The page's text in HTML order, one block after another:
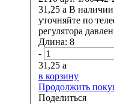
31,25 a В наличии
уточняйте по
Длина: 8
-
31,25 a
в корзину
Продолжить
Поделиться